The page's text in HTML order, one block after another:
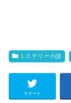
ミステリー小説
ツイート